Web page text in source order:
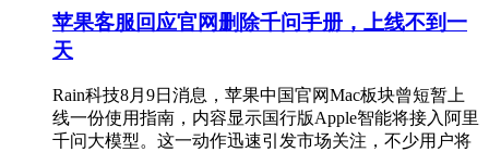
苹果客服回应官网删除千问手册，上线不到一
天
Rain科技8月9日消息，苹果中国官网Mac板块曾短暂上
线一份使用指南，内容显示国行版Apple智能将接入阿里
千问大模型。这一动作迅速引发市场关注，不少用户将